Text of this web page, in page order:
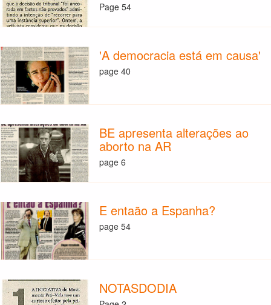
Page 54
'A democracia está em causa'
page 40
BE apresenta alterações ao
aborto na AR
page 6
E entaão a Espanha?
page 54
NOTASDODIA